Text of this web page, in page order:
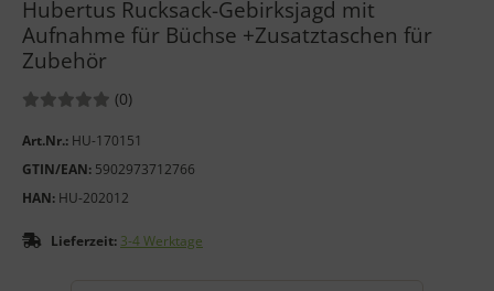
Hubertus Rucksack-Gebirksjagd mit
Aufnahme für Büchse +Zusatztaschen für
Zubehör
Bewertungen:
(0Bewertungen
)
Art.Nr.: HU-170151
GTIN/EAN: 5902973712766
HAN: HU-202012
Lieferzeit: 3-4 Werktage